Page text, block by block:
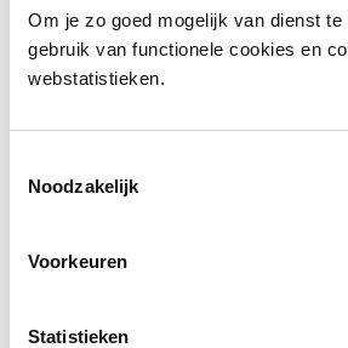
Om je zo goed mogelijk van dienst
gebruik van functionele cookies en
webstatistieken.
Noodzakelijk
Voorkeuren
Statistieken
Jaar van uitgave: 2025